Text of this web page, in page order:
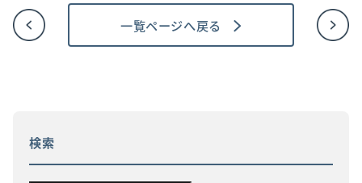
一覧ページへ戻る
検索